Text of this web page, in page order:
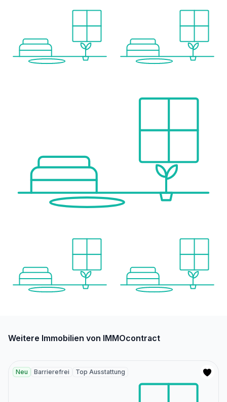
Weitere Immobilien von IMMOcontract
Neu Barrierefrei Top Ausstattung